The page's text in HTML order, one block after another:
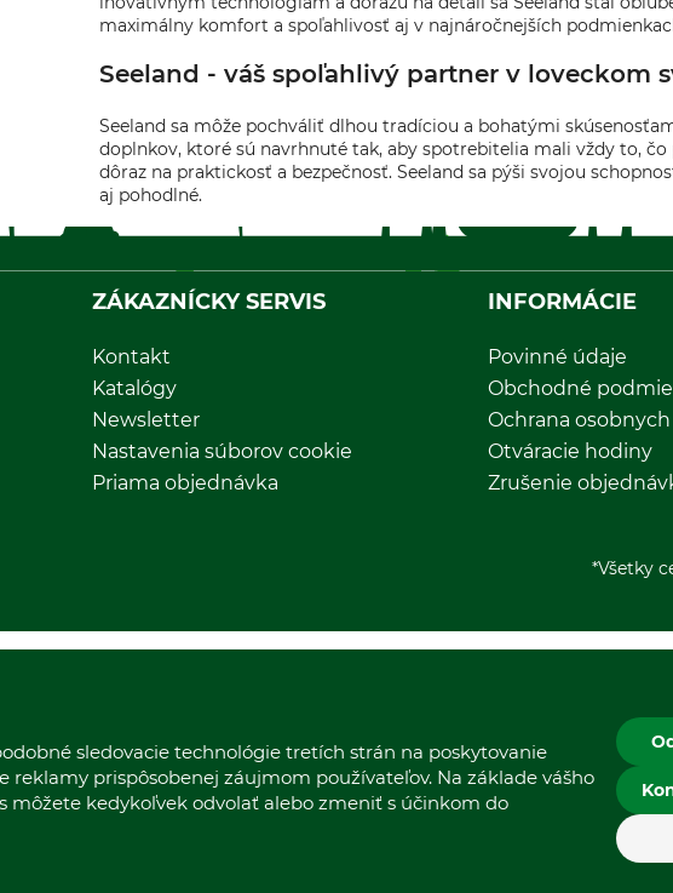
maximálny komfort a spoľahlivosť aj v najnáročnejších
Seeland - váš spoľahlivý partner v loveckom
Seeland sa môže pochváliť dlhou tradíciou a bohatými
doplnkov, ktoré sú navrhnuté tak, aby spotrebitelia mali vždy to,
dôraz na praktickosť a bezpečnosť. Seeland sa pýši svojou
aj pohodlné.
ZÁKAZNÍCKY SERVIS
Kontakt
Katalógy
Newsletter
Nastavenia súborov cookie
Priama objednávka
INFORMÁCIE
Povinné údaje
Obchodné
Ochrana
Otváracie hodiny
Zrušenie
*Všetky
sledovacie technológie tretích strán na poskytovanie
reklamy prispôsobenej záujmom používateľov. Na základe vášho
môžete kedykoľvek odvolať alebo zmeniť s účinkom do